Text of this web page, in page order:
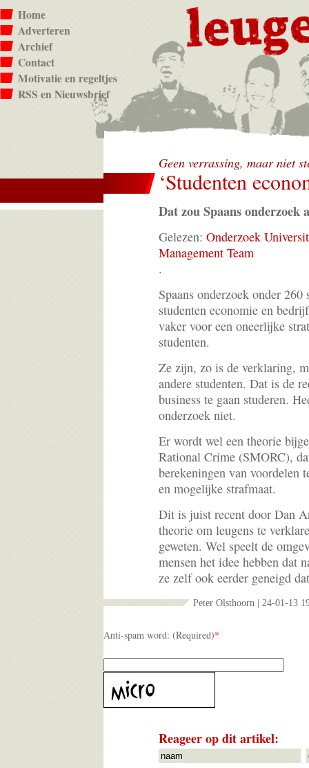
Home
Adverteren
Archief
Contact
Motivatie en regeltjes
RSS en Nieuwsbrief
Geen verrassing, maar niet
‘Studenten
Dat zou Spaans onderzoek
Gelezen: Onderzoek
Management Team
.
Spaans onderzoek onder 260
studenten economie en
vaker voor een oneerlijke
studenten.
Ze zijn, zo is de verklaring,
andere studenten. Dat is de
business te gaan studeren.
onderzoek niet.
Er wordt wel een theorie
Rational Crime (SMORC),
berekeningen van voordelen
en mogelijke strafmaat.
Dit is juist recent door Dan
theorie om leugens te
geweten. Wel speelt de
mensen het idee hebben dat
ze zelf ook eerder geneigd
Peter Olsthoorn | 24-01-13
Anti-spam word: (Required)*
Reageer op dit artikel: